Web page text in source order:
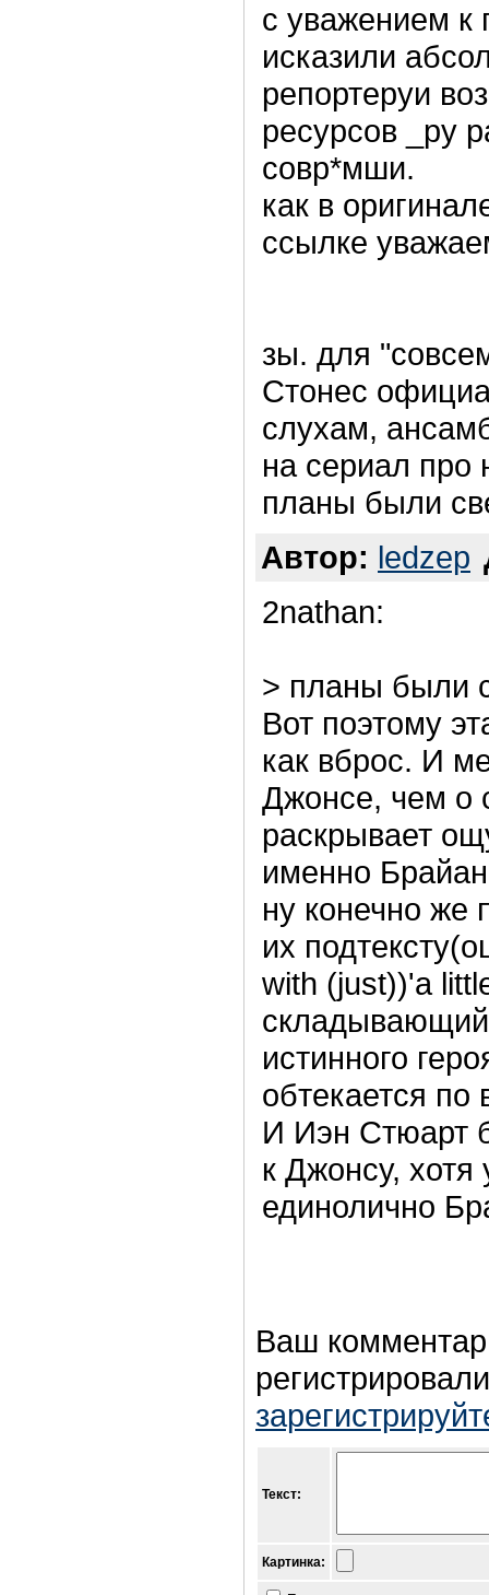
с уважением к
исказили
репортеруи
ресурсов _ру
совр*мши.
как в
ссылке
зы. для
Стонес
слухам,
на сериал про
планы были
Автор: ledzep
2nathan:
> планы были
Вот поэтому
как вброс. И
Джонсе, чем о
раскрывает
именно
ну конечно же
их
with (just))'a
истинного
обтекается по
И Иэн Стюарт
к Джонсу, хотя
единолично
Ваш
Текст:
Картинка: